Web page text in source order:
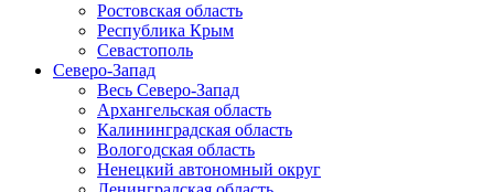
Ростовская область
Республика Крым
Севастополь
Северо-Запад
Весь Северо-Запад
Архангельская область
Калининградская область
Вологодская область
Ненецкий автономный округ